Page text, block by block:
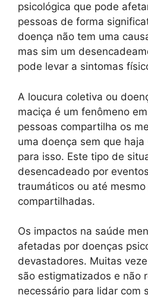
psicológica que pode
pessoas de forma
doença não tem uma
mas sim um
pode levar a sintomas
A loucura coletiva ou
maciça é um fenômeno
pessoas compartilha os
uma doença sem que
para isso. Este tipo de
desencadeado por
traumáticos ou até
compartilhadas.
Os impactos na saúde
afetadas por doenças
devastadores. Muitas
são estigmatizados e não
necessário para lidar com